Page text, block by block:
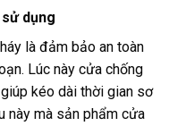
dụng
là đảm bảo an toàn
Lúc này cửa chống
kéo dài thời gian sơ
này mà sản phẩm cửa